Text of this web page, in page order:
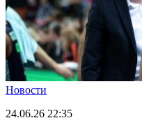
Новости
24.06.26 22:35